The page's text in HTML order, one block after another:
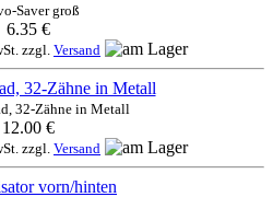
Saver groß
6.35 €
zzgl. Versand
32-Zähne in Metall
12.00 €
zzgl. Versand